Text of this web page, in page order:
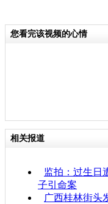
您看完该视频的心情
相关报道
监拍：过生日
子引命案
广西桂林街头